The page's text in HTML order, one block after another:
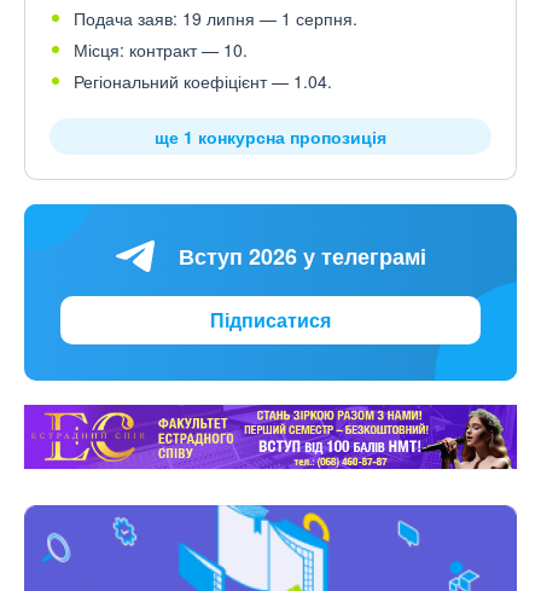
Подача заяв: 19 липня — 1 серпня.
Місця: контракт — 10.
Регіональний коефіцієнт — 1.04.
ще 1 конкурсна пропозиція
Вступ 2026 у телеграмі
Підписатися